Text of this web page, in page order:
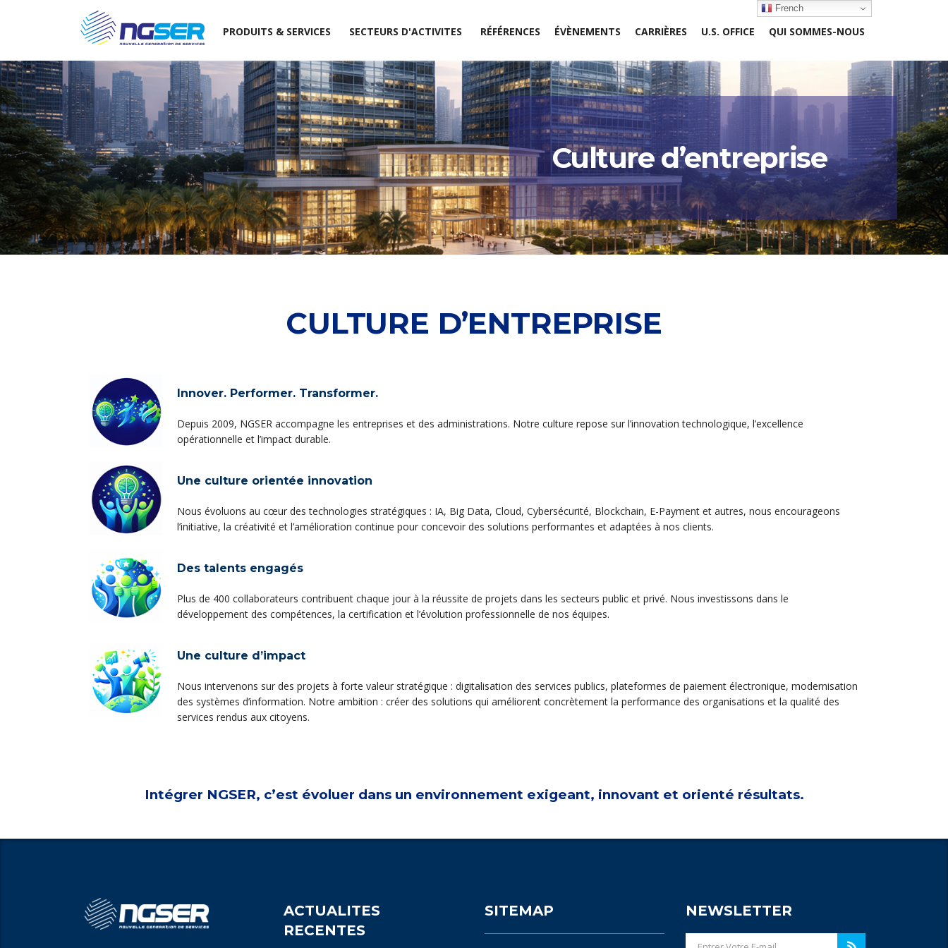
PRODUITS & SERVICES SECTEURS D'ACTIVITES RÉFÉRENCES ÉVÈNEMENTS CARRIÈRES U.S. OFFICE QUI SOMMES-NOUS
Culture d’entreprise
CULTURE D’ENTREPRISE
Innover. Performer. Transformer.
Depuis 2009, NGSER accompagne les entreprises et des administrations. Notre culture repose sur l’innovation technologique, l’excellence
opérationnelle et l’impact durable.
Une culture orientée innovation
Nous évoluons au cœur des technologies stratégiques : IA, Big Data, Cloud, Cybersécurité, Blockchain, E-Payment et autres, nous encourageons
l’initiative, la créativité et l’amélioration continue pour concevoir des solutions performantes et adaptées à nos clients.
Des talents engagés
Plus de 400 collaborateurs contribuent chaque jour à la réussite de projets dans les secteurs public et privé. Nous investissons dans le
développement des compétences, la certification et l’évolution professionnelle de nos équipes.
Une culture d’impact
Nous intervenons sur des projets à forte valeur stratégique : digitalisation des services publics, plateformes de paiement électronique, modernisation
des systèmes d’information. Notre ambition : créer des solutions qui améliorent concrètement la performance des organisations et la qualité des
services rendus aux citoyens.
Intégrer NGSER, c’est évoluer dans un environnement exigeant, innovant et orienté résultats.
ACTUALITES
RECENTES
SITEMAP NEWSLETTER
French